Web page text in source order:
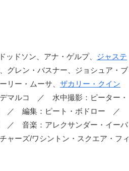
ドソン、アナ・ゲルプ、 ジャステ
レン・バスナー、ジョシュア・ブ
リー・ムーサ、 ザカリー・クイン
マルコ ／ 水中撮影：ピーター・
／ 編集：ピート・ボドロー ／
音楽：アレクサンダー・イーバ
ーズ/ワシントン・スクエア・フィ